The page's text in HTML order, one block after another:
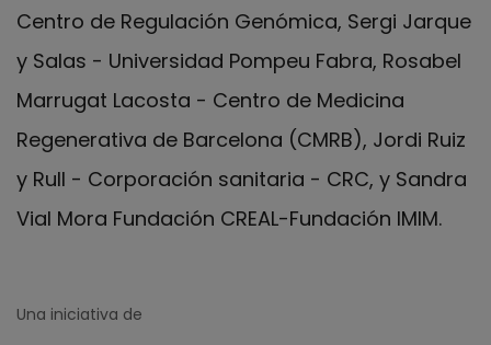
Centro de Regulación Genómica, Sergi Jarque
y Salas - Universidad Pompeu Fabra, Rosabel
Marrugat Lacosta - Centro de Medicina
Regenerativa de Barcelona (CMRB), Jordi Ruiz
y Rull - Corporación sanitaria - CRC, y Sandra
Vial Mora Fundación CREAL-Fundación IMIM.
Una iniciativa de